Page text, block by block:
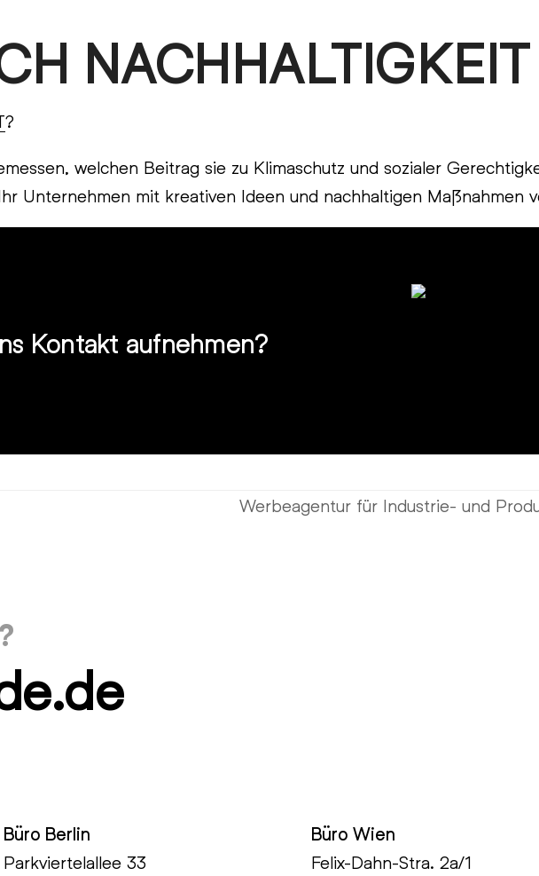
NACHHALTIGKEIT
?
welchen Beitrag sie zu Klimaschutz und sozialer
Unternehmen mit kreativen Ideen und nachhaltigen Maßnahmen
Kontakt aufnehmen?
Nächster
Werbeagentur für Industrie- und
Büro Berlin
Parkviertelallee 33
Büro Wien
Felix-Dahn-Stra. 2a/1